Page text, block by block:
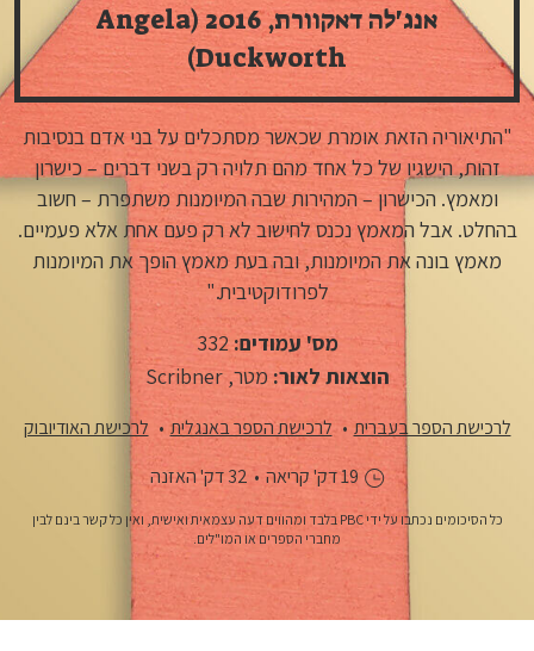
אנג'לה דאקוורת, 2016 (Angela
Duckworth)
"התיאוריה הזאת אומרת שכאשר מסתכלים על בני אדם בנסיבות
זהות, הישגיו של כל אחד מהם תלויה רק בשני דברים – כישרון
ומאמץ. הכישרון – המהירות שבה המיומנות משתפרת – חשוב
בהחלט. אבל המאמץ נכנס לחישוב לא רק פעם אחת אלא פעמיים.
מאמץ בונה את המיומנות, ובה בעת מאמץ הופך את המיומנות
לפרודוקטיבית."
מס' עמודים:332
הוצאות לאור: מטר, Scribner
לרכישת הספר בעברית לרכישת הספר באנגלית
לרכישת האודיובוק
• 32 דק' האזנה
כל הסיכומים נכתבו על ידי PBC בלבד ומהווים דעה עצמאית ואישית, ואין כל קשר בינם לבין
מחברי הספרים או המו"לים.